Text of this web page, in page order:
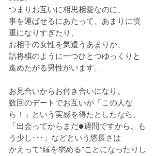
つまりお互いに相思相愛なのに、
事を運ばせるにあたって、あまりに慎
重になりすぎたり、
お相手の女性を気遣うあまりか、
詰将棋のように一つひとつゆっくりと
進めたがる男性がいます。
お見合いからお付き合いになり、
数回のデートでお互いが「この人な
ら！」という実感を得たとしたなら、
「出会ってからまだ●週間ですから、も
う少し･･･」などという悠長さは
かえって“縁を弱める”ことになったりし